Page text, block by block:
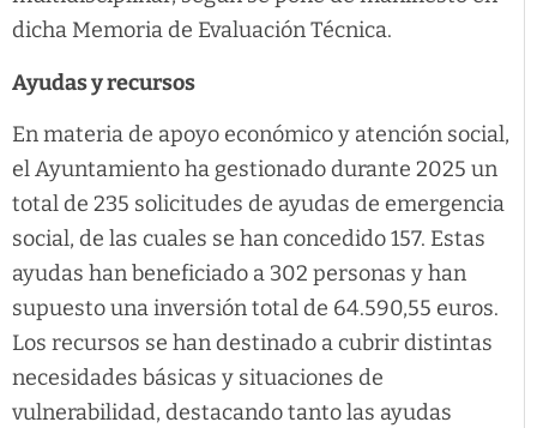
dicha Memoria de Evaluación Técnica.
Ayudas y recursos
En materia de apoyo económico y atención social,
el Ayuntamiento ha gestionado durante 2025 un
total de 235 solicitudes de ayudas de emergencia
social, de las cuales se han concedido 157. Estas
ayudas han beneficiado a 302 personas y han
supuesto una inversión total de 64.590,55 euros.
Los recursos se han destinado a cubrir distintas
necesidades básicas y situaciones de
vulnerabilidad, destacando tanto las ayudas